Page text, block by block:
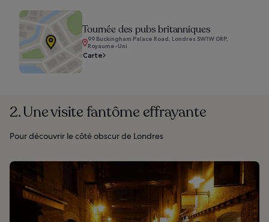
Tournée des pubs britanniques
99 Buckingham Palace Road, Londres SW1W 0RP,
Royaume-Uni
Carte
2. Une visite fantôme effrayante
Pour découvrir le côté obscur de Londres